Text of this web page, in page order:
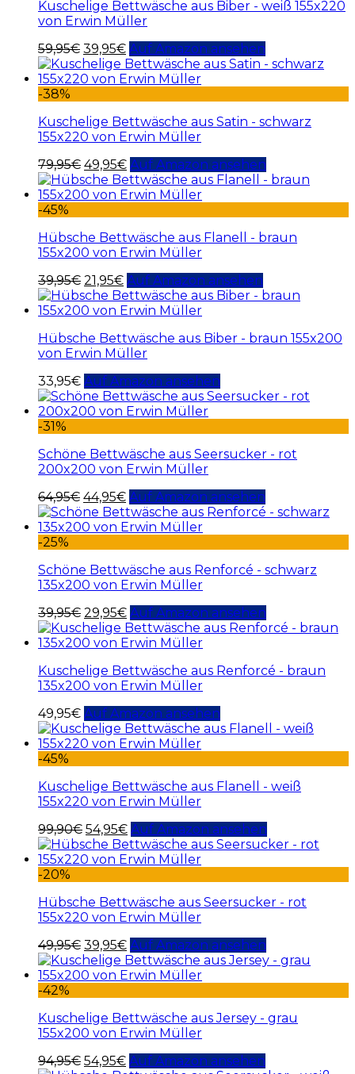
Kuschelige Bettwäsche aus Biber - weiß 155x220
von Erwin Müller
59,95€ 39,95€ Auf Amazon ansehen
-38%
Kuschelige Bettwäsche aus Satin - schwarz
155x220 von Erwin Müller
79,95€ 49,95€ Auf Amazon ansehen
-45%
Hübsche Bettwäsche aus Flanell - braun
155x200 von Erwin Müller
39,95€ 21,95€ Auf Amazon ansehen
Hübsche Bettwäsche aus Biber - braun 155x200
von Erwin Müller
33,95€ Auf Amazon ansehen
-31%
Schöne Bettwäsche aus Seersucker - rot
200x200 von Erwin Müller
64,95€ 44,95€ Auf Amazon ansehen
-25%
Schöne Bettwäsche aus Renforcé - schwarz
135x200 von Erwin Müller
39,95€ 29,95€ Auf Amazon ansehen
Kuschelige Bettwäsche aus Renforcé - braun
135x200 von Erwin Müller
49,95€ Auf Amazon ansehen
-45%
Kuschelige Bettwäsche aus Flanell - weiß
155x220 von Erwin Müller
99,90€ 54,95€ Auf Amazon ansehen
-20%
Hübsche Bettwäsche aus Seersucker - rot
155x220 von Erwin Müller
49,95€ 39,95€ Auf Amazon ansehen
-42%
Kuschelige Bettwäsche aus Jersey - grau
155x200 von Erwin Müller
94,95€ 54,95€ Auf Amazon ansehen